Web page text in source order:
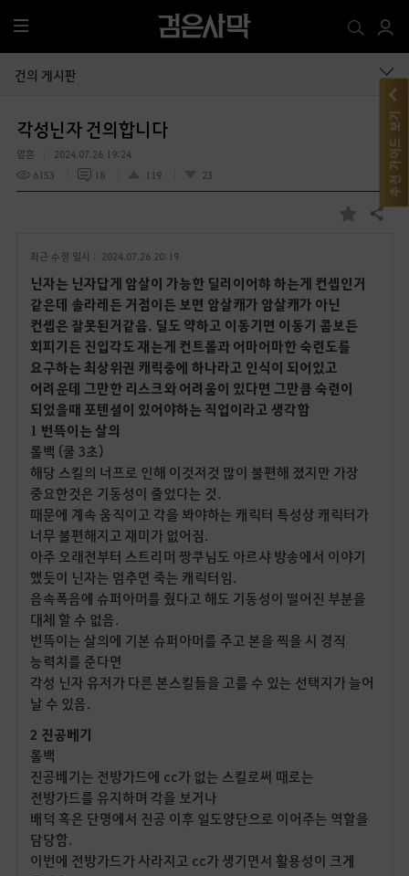
전
체
메
건의 게시판
각성닌자 건의합니다
암흔
2024.07.26 19:24
6153
18 119 23
즐
기
공유하기
최근 수정 일시 : 2024.07.26 20:19
닌자는 닌자답게 암살이 가능한 딜러이어햐 하는게 컨셉인거
같은데 솔라레든 거점이든 보면 암살캐가 암살캐가 아닌
컨셉은 잘못된거같음. 딜도 약하고 이동기면 이동기 콤보든
회피기든 진입각도 재는게 컨트롤과 어마어마한 숙련도를
요구하는 최상위권 캐릭중에 하나라고 인식이 되어있고
어려운데 그만한 리스크와 어려움이 있다면 그만큼 숙련이
되었을때 포텐셜이 있어야하는 직업이라고 생각함
1 번뜩이는 살의
롤백 (쿨 3초)
해당 스킬의 너프로 인해 이것저것 많이 불편해 졌지만 가장
중요한것은 기동성이 줄었다는 것.
때문에 계속 움직이고 각을 봐야하는 캐릭터 특성상 캐릭터가
너무 불편해지고 재미가 없어짐.
아주 오래전부터 스트리머 짱쿠님도 아르샤 방송에서 이야기
했듯이 닌자는 멈추면 죽는 캐릭터임.
음속폭음에 슈퍼아머를 줬다고 해도 기동성이 떨어진 부분을
대체 할 수 없음.
번뜩이는 살의에 기본 슈퍼아머를 주고 본을 찍을 시 경직
능력치를 준다면
각성 닌자 유저가 다른 본스킬들을 고를 수 있는 선택지가 늘어
날 수 있음.
2 진공베기
롤백
진공베기는 전방가드에 cc가 없는 스킬로써 때로는
전방가드를 유지하며 각을 보거나
배덕 혹은 단명에서 진공 이후 일도양단으로 이어주는 역할을
담당함.
이번에 전방가드가 사라지고 cc가 생기면서 활용성이 크게
추천 가이드 보기